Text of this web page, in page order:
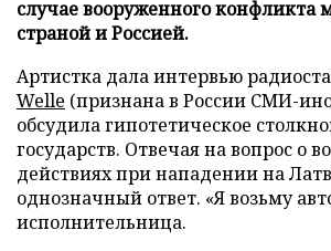
случае вооруженного конфликта
страной и Россией.
Артистка дала интервью
Welle (признана в России СМИ-
обсудила гипотетическое
государств. Отвечая на вопрос о
действиях при нападении на
однозначный ответ. «Я возьму
исполнительница.